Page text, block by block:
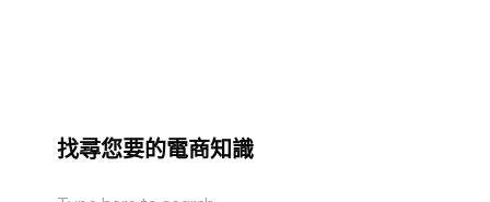
找尋您要的電商知識